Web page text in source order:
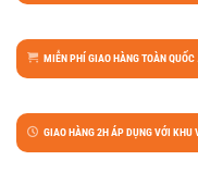
MIỄN PHÍ GIAO HÀNG TOÀN QUỐC .
GIAO HÀNG 2H ÁP DỤNG VỚI KHU